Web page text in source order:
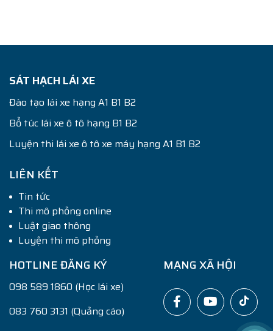
thác 86,8% chuyến bay đúng
SÁT HẠCH LÁI XE
Đào tạo lái xe hạng A1 B1 B2
Bổ túc lái xe ô tô hạng B1 B2
Luyện thi lái xe ô tô xe máy hạng A1 B1 B2
LIÊN KẾT
Tin tức
Thi mô phỏng online
Luật giao thông
Luyện thi mô phỏng
HOTLINE ĐĂNG KÝ
098 589 1860 (Học lái xe)
083 760 3131 (Quảng cáo)
MẠNG XÃ HỘI